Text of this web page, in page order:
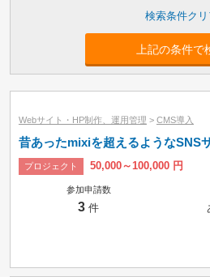
上記の条件で
Webサイト・HP制作、運用管理 > CMS導入
昔あったmixiを超えるようなSNS
プロジェクト 50,000～100,000 円
参加申請数
3 件